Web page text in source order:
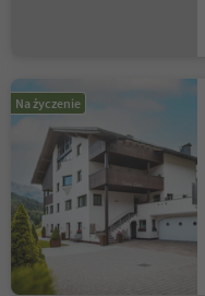
Na życzenie